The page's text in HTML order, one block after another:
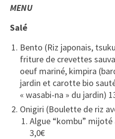
MENU
Salé
Bento (Riz japonais,
friture de crevettes
oeuf mariné, kimpira
jardin et carotte bio
« wasabi-na » du jardin)
Onigiri (Boulette de riz
Algue “kombu” mijoté
3,0€